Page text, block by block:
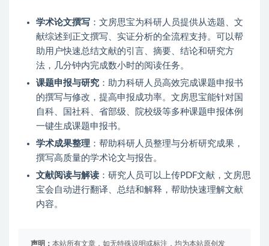
学术论文撰写 ：文房思宝为科研人员提供从选题、文
献综述到正文撰写、实证分析的全流程支持。可以帮
助用户快速总结文献的引言、摘要、结论和研究方
法，几分钟内完成数小时的阅读任务。
课题申报与研究 ：助力科研人员高效完成课题申报书
的撰写与修改，提高申报成功率。文房思宝能针对国
自科、国社科、省部级、院校级等多种课题申报体例
一键生成课题申报书。
学术成果整理 ：帮助科研人员整理与分析研究成果，
撰写高质量的学术论文与报告。
文献阅读与解读 ：研究人员可以上传PDF文献，文房思
宝会自动进行翻译、总结和解释，帮助快速理解文献
内容。
声明： 本站所有文章，如无特殊说明或标注，均为本站原创发